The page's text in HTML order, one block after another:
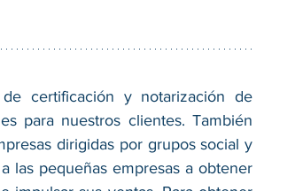
certificación y notarización de
para nuestros clientes. También
dirigidas por grupos social y
las pequeñas empresas a obtener